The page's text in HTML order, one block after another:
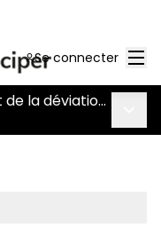
Se connecter
Concertation sur le doublement de la déviation de Chaumes-en-Retz - route Nantes-Pornic